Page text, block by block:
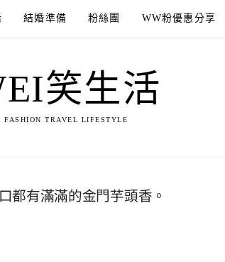
結婚準備 粉絲團 WW粉優惠分享
笑生活
FASHION TRAVEL LIFESTYLE
都有滿滿的金門芋頭香。